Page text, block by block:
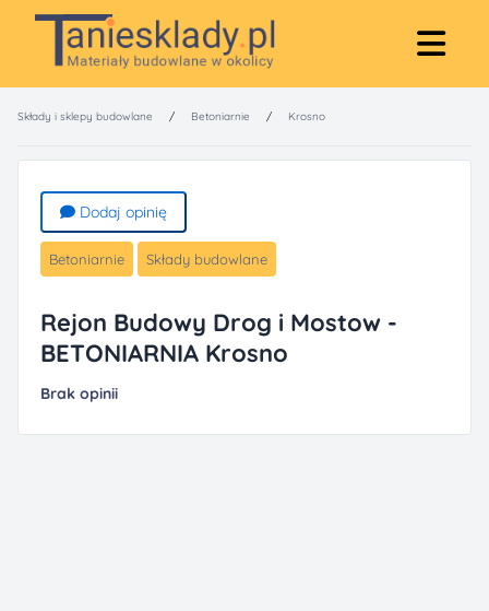
Składy i sklepy budowlane / Betoniarnie / Krosno
Dodaj opinię
Betoniarnie Składy budowlane
Rejon Budowy Drog i Mostow -
BETONIARNIA Krosno
Brak opinii